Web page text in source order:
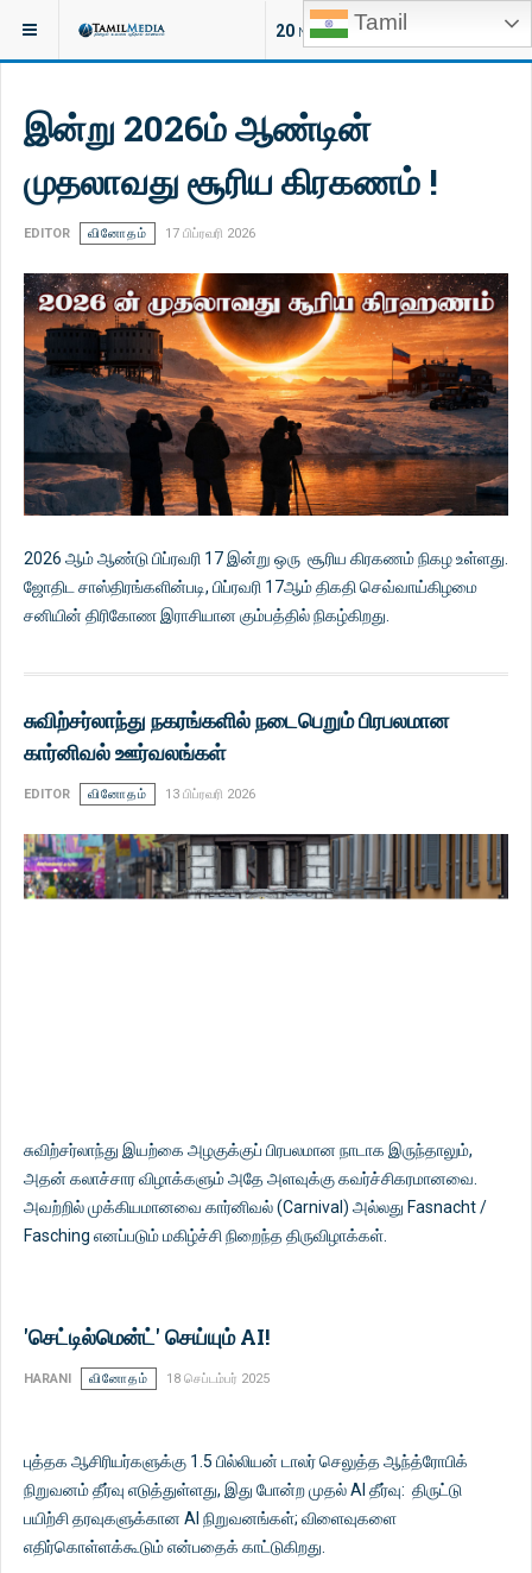
Tamil
20 NEW ARTICLES
இருக்குமிடம்: வாழ்வியல்
இன்று 2026ம் ஆண்டின்
முதலாவது சூரிய கிரகணம் !
EDITOR வினோதம் 17 பிப்ரவரி 2026
2026 ஆம் ஆண்டு பிப்ரவரி 17 இன்று ஒரு சூரிய கிரகணம் நிகழ உள்ளது.
ஜோதிட சாஸ்திரங்களின்படி, பிப்ரவரி 17ஆம் திகதி செவ்வாய்கிழமை
சனியின் திரிகோண இராசியான கும்பத்தில் நிகழ்கிறது.
சுவிற்சர்லாந்து நகரங்களில் நடைபெறும் பிரபலமான
கார்னிவல் ஊர்வலங்கள்
EDITOR வினோதம் 13 பிப்ரவரி 2026
சுவிற்சர்லாந்து இயற்கை அழகுக்குப் பிரபலமான நாடாக இருந்தாலும்,
அதன் கலாச்சார விழாக்களும் அதே அளவுக்கு கவர்ச்சிகரமானவை.
அவற்றில் முக்கியமானவை கார்னிவல் (Carnival) அல்லது Fasnacht /
Fasching எனப்படும் மகிழ்ச்சி நிறைந்த திருவிழாக்கள்.
'செட்டில்மென்ட்' செய்யும் AI!
HARANI வினோதம் 18 செப்டம்பர் 2025
புத்தக ஆசிரியர்களுக்கு 1.5 பில்லியன் டாலர் செலுத்த ஆந்த்ரோபிக்
நிறுவனம் தீர்வு எடுத்துள்ளது, இது போன்ற முதல் AI தீர்வு: திருட்டு
பயிற்சி தரவுகளுக்கான AI நிறுவனங்கள்; விளைவுகளை
எதிர்கொள்ளக்கூடும் என்பதைக் காட்டுகிறது.